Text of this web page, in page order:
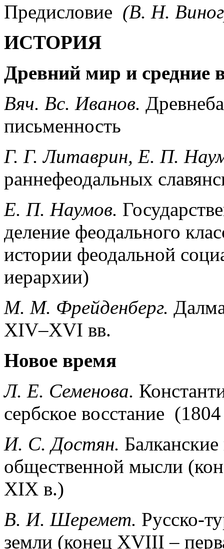
Предисловие (В. Н.
ИСТОРИЯ
Древний мир и средние
Вяч. Вс. Иванов.
письменность
Г. Г. Литаврин, Е. П.
раннефеодальных
Е. П. Наумов.
деление феодального
истории феодальной
иерархии)
М. М. Фрейденберг.
XIV–XVI вв.
Новое время
Л. Е. Семенова.
сербское восстание
И. С. Достян.
общественной мысли
XIX в.)
В. И. Шеремет. Русско-
земли (конец XVIII –